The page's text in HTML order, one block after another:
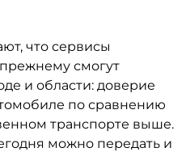
что сервисы
смогут
и области: доверие
по сравнению
транспорте выше.
можно передать и